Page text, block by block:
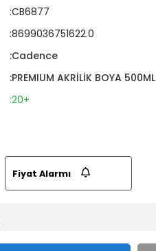
:CB6877
:8699036751622.0
:Cadence
:PREMIUM AKRİLİK BOYA 500ML
:20+
Fiyat Alarmı